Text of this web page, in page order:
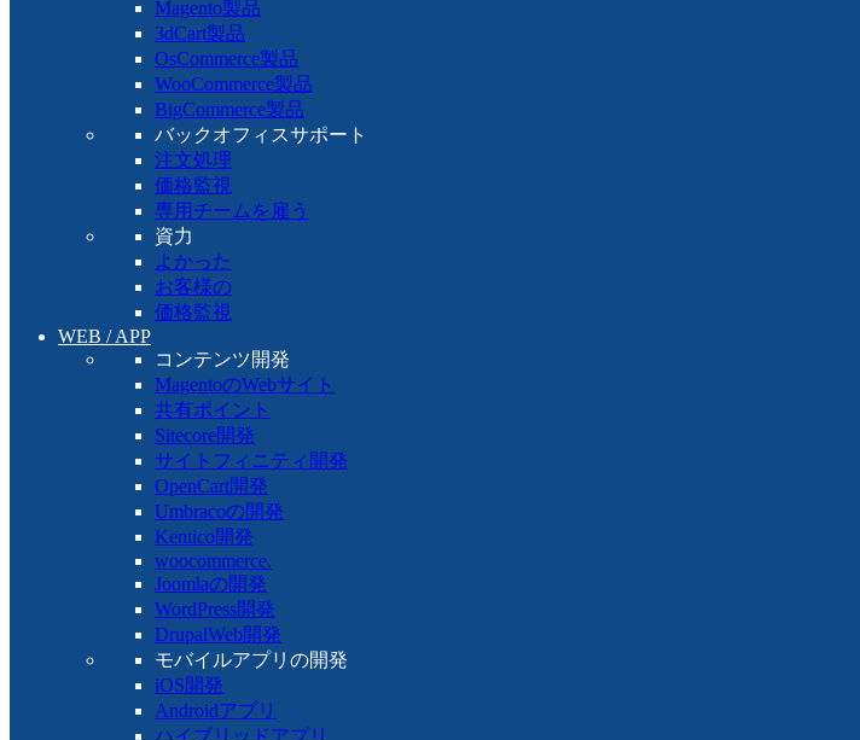
Magento製品
3dCart製品
OsCommerce製品
WooCommerce製品
BigCommerce製品
バックオフィスサポート
注文処理
価格監視
専用チームを雇う
資力
よかった
お客様の
価格監視
WEB / APP
コンテンツ開発
MagentoのWebサイト
共有ポイント
Sitecore開発
サイトフィニティ開発
OpenCart開発
Umbracoの開発
Kentico開発
woocommerce.
Joomlaの開発
WordPress開発
DrupalWeb開発
モバイルアプリの開発
iOS開発
Androidアプリ
ハイブリッドアプリ